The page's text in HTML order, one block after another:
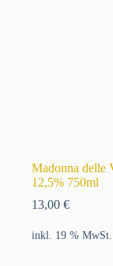
Madonna delle
12,5% 750ml
13,00 €
inkl. 19 % MwSt.